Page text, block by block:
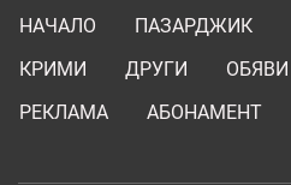
НАЧАЛО ПАЗАРДЖИК
КРИМИ
ДРУГИ ОБЯВИ
РЕКЛАМА
АБОНАМЕНТ